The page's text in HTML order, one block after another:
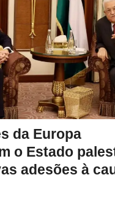
da Europa
o Estado
adesões à